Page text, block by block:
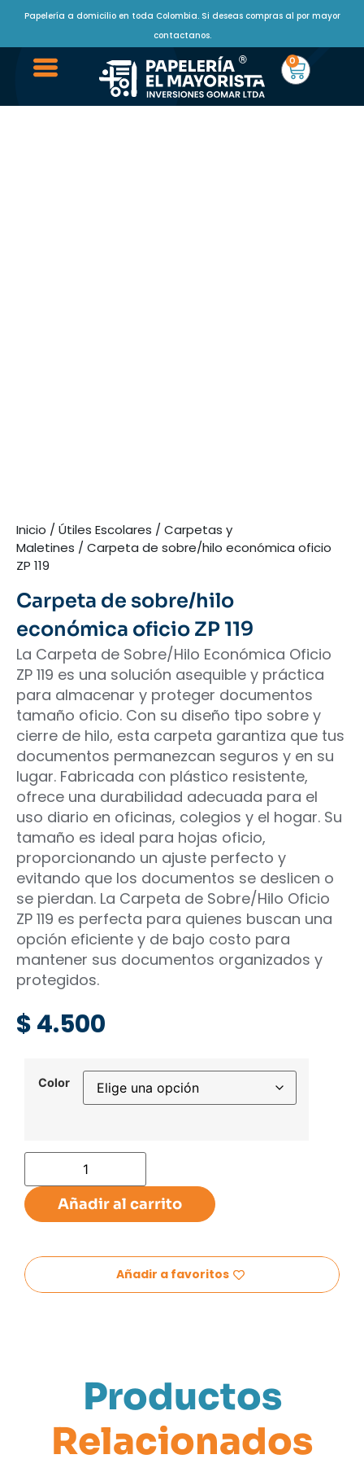
Papelería a domicilio en toda Colombia. Si deseas compras al por mayor
contactanos.
0
Inicio / Útiles Escolares / Carpetas y
Maletines / Carpeta de sobre/hilo económica oficio
ZP 119
Carpeta de sobre/hilo
económica oficio ZP 119
La Carpeta de Sobre/Hilo Económica Oficio
ZP 119 es una solución asequible y práctica
para almacenar y proteger documentos
tamaño oficio. Con su diseño tipo sobre y
cierre de hilo, esta carpeta garantiza que tus
documentos permanezcan seguros y en su
lugar. Fabricada con plástico resistente,
ofrece una durabilidad adecuada para el
uso diario en oficinas, colegios y el hogar. Su
tamaño es ideal para hojas oficio,
proporcionando un ajuste perfecto y
evitando que los documentos se deslicen o
se pierdan. La Carpeta de Sobre/Hilo Oficio
ZP 119 es perfecta para quienes buscan una
opción eficiente y de bajo costo para
mantener sus documentos organizados y
protegidos.
$4.500
Color
Añadir al carrito
Añadir a favoritos
Productos
Relacionados